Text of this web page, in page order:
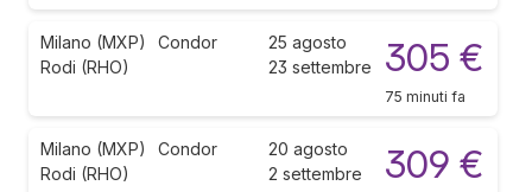
Milano (MXP)
Rodi (RHO)
Condor
25 agosto
23 settembre
305 €
75 minuti fa
Milano (MXP)
Rodi (RHO)
Condor
20 agosto
2 settembre
309 €